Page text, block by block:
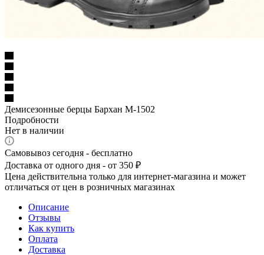
Демисезонные берцы Бархан М-1502
Подробности
Нет в наличии
Самовывоз сегодня - бесплатно
Доставка от одного дня - от 350 ₽
Цена действительна только для интернет-магазина и может
отличаться от цен в розничных магазинах
Описание
Отзывы
Как купить
Оплата
Доставка